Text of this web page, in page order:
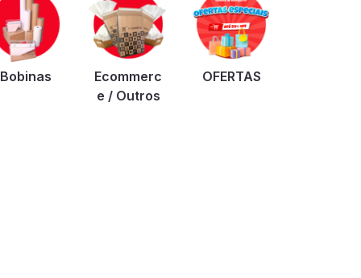
Bobinas
Ecommerc
e / Outros
OFERTAS